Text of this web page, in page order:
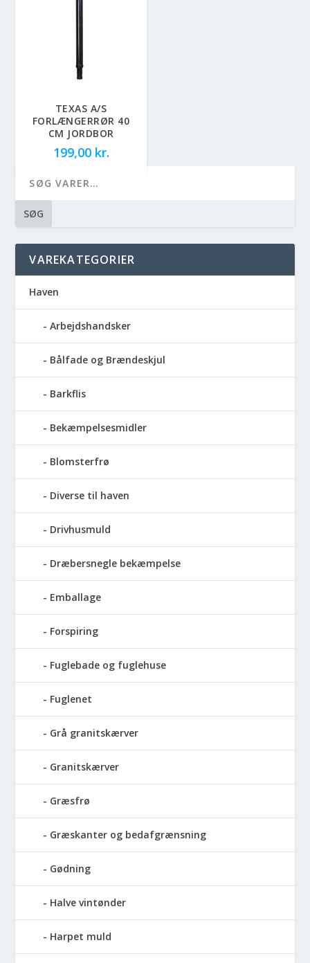
TEXAS A/S
FORLÆNGERRØR 40
CM JORDBOR
199,00 kr.
SØG
VAREKATEGORIER
Haven
Arbejdshandsker
Bålfade og Brændeskjul
Barkflis
Bekæmpelsesmidler
Blomsterfrø
Diverse til haven
Drivhusmuld
Dræbersnegle bekæmpelse
Emballage
Forspiring
Fuglebade og fuglehuse
Fuglenet
Grå granitskærver
Granitskærver
Græsfrø
Græskanter og bedafgrænsning
Gødning
Halve vintønder
Harpet muld